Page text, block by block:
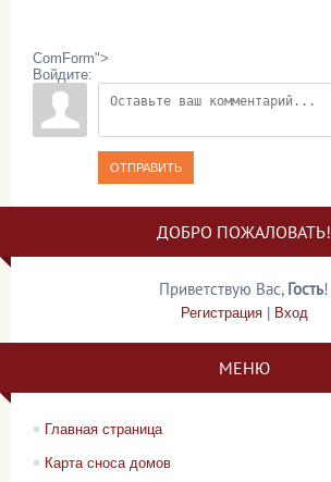
ComForm">
Войдите:
ОТПРАВИТЬ
ДОБРО ПОЖАЛОВАТЬ!
Приветствую Вас, Гость!
Регистрация| Вход
МЕНЮ
Главная страница
Карта сноса домов